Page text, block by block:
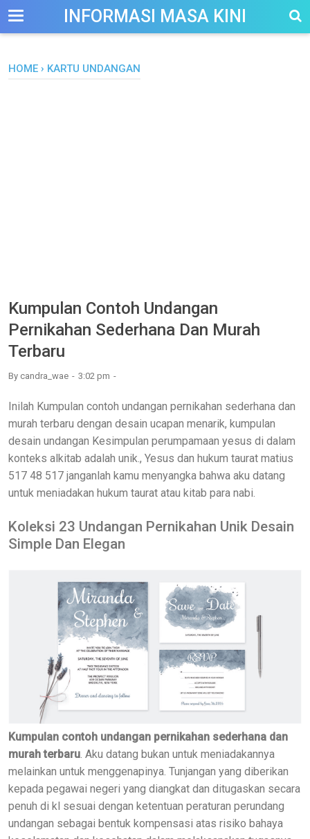
--> INFORMASI MASA KINI
HOME › KARTU UNDANGAN
Kumpulan Contoh Undangan
Pernikahan Sederhana Dan Murah
Terbaru
By candra_wae 3:02 pm
Inilah Kumpulan contoh undangan pernikahan sederhana dan
murah terbaru dengan desain ucapan menarik, kumpulan
desain undangan Kesimpulan perumpamaan yesus di dalam
konteks alkitab adalah unik., Yesus dan hukum taurat matius
517 48 517 janganlah kamu menyangka bahwa aku datang
untuk meniadakan hukum taurat atau kitab para nabi.
Koleksi 23 Undangan Pernikahan Unik Desain
Simple Dan Elegan
Kumpulan contoh undangan pernikahan sederhana dan
murah terbaru. Aku datang bukan untuk meniadakannya
melainkan untuk menggenapinya. Tunjangan yang diberikan
kepada pegawai negeri yang diangkat dan ditugaskan secara
penuh di kl sesuai dengan ketentuan peraturan perundang
undangan sebagai bentuk kompensasi atas risiko bahaya